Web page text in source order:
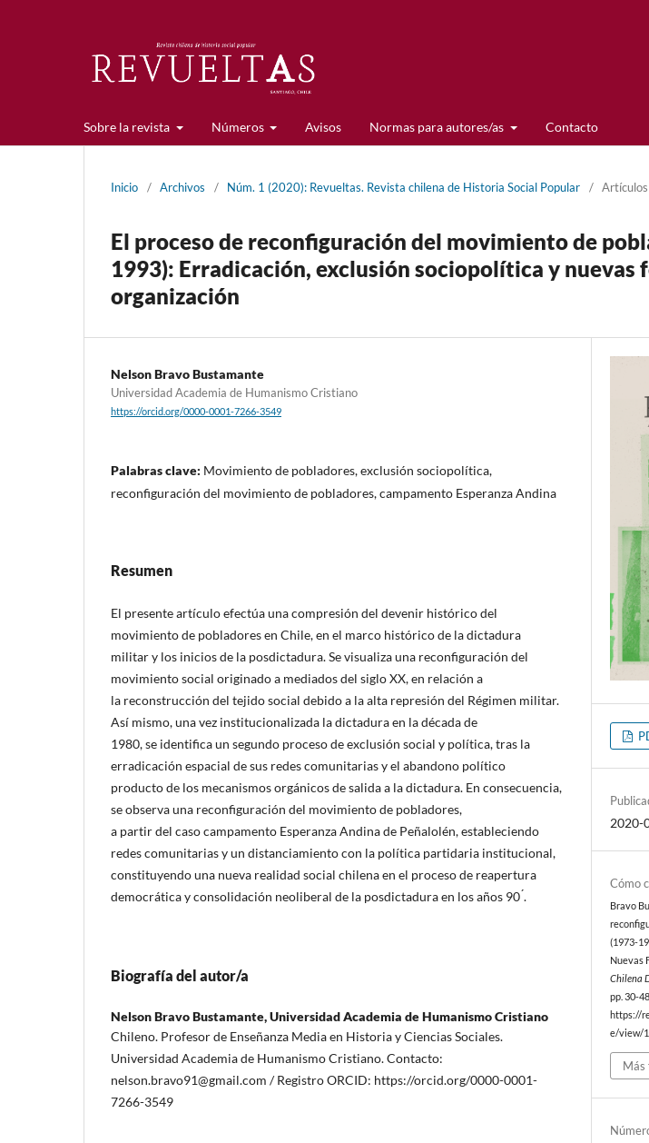
Sobre la revista Números Avisos Normas para autores/as Contacto
Inicio / Archivos / Núm. 1 (2020): Revueltas. Revista chilena de Historia Social Popular / Artículos
El proceso de reconfiguración del movimiento de
1993): Erradicación, exclusión sociopolítica y nuevas
organización
Nelson Bravo Bustamante
Universidad Academia de Humanismo Cristiano
https://orcid.org/0000-0001-7266-3549
Palabras clave: Movimiento de pobladores, exclusión sociopolítica,
reconfiguración del movimiento de pobladores, campamento Esperanza Andina
Resumen
El presente artículo efectúa una compresión del devenir histórico del
movimiento de pobladores en Chile, en el marco histórico de la dictadura
militar y los inicios de la posdictadura. Se visualiza una reconfiguración del
movimiento social originado a mediados del siglo XX, en relación a
la reconstrucción del tejido social debido a la alta represión del Régimen militar.
Así mismo, una vez institucionalizada la dictadura en la década de
1980, se identifica un segundo proceso de exclusión social y política, tras la
erradicación espacial de sus redes comunitarias y el abandono político
producto de los mecanismos orgánicos de salida a la dictadura. En consecuencia,
se observa una reconfiguración del movimiento de pobladores,
a partir del caso campamento Esperanza Andina de Peñalolén, estableciendo
redes comunitarias y un distanciamiento con la política partidaria institucional,
constituyendo una nueva realidad social chilena en el proceso de reapertura
democrática y consolidación neoliberal de la posdictadura en los años 90 ́.
Biografía del autor/a
Nelson Bravo Bustamante,Universidad Academia de Humanismo Cristiano
Chileno. Profesor de Enseñanza Media en Historia y Ciencias Sociales.
Universidad Academia de Humanismo Cristiano. Contacto:
nelson.bravo91@gmail.com / Registro ORCID: https://orcid.org/0000-0001-
7266-3549
2020-
Cómo
Bravo
(1973-
Nuevas
Chilena
pp. 30-
https://
e/view/
Más